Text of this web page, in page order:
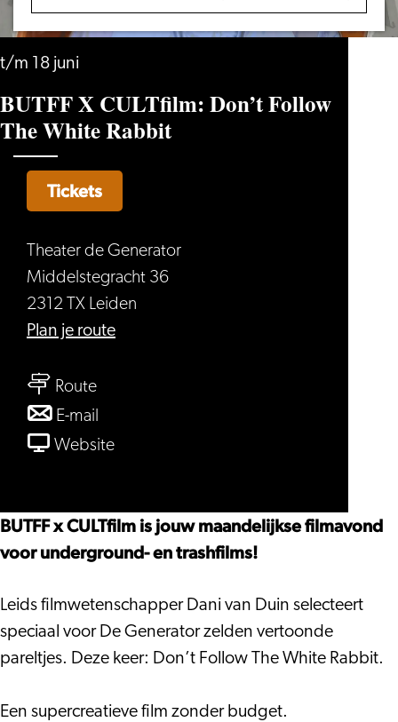
Regio Leiden
t/m 18 juni
BUTFF X CULTfilm: Don’t Follow
The White Rabbit
Theater de Generator
Middelstegracht 36
2312 TX Leiden
Plan je routenaar
White
Rabbit
Routenaar
BUTFF
X
Follow
Rabbit
E-mail
BUTFF
Don’t
Follow
White
Rabbit
Websitevan
CULTfilm:
Don’t
The
White
Rabbit
Tickets
BUTFF x CULTfilm is jouw maandelijkse filmavond
voor underground- en trashfilms!
Leids filmwetenschapper Dani van Duin selecteert
speciaal voor De Generator zelden vertoonde
pareltjes. Deze keer: Don’t Follow The White Rabbit.
Een supercreatieve film zonder budget.